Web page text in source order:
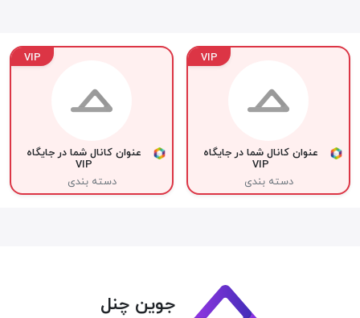
VIP
عنوان کانال شما در جایگاه
VIP
دسته بندی
VIP
عنوان کانال شما در جایگاه
VIP
دسته بندی
جوین چنل